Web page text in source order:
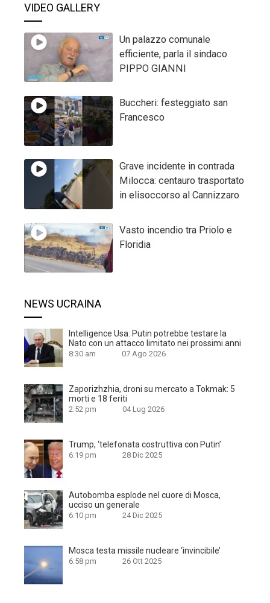
VIDEO GALLERY
Un palazzo comunale
efficiente, parla il sindaco
PIPPO GIANNI
Buccheri: festeggiato san
Francesco
Grave incidente in contrada
Milocca: centauro trasportato
in elisoccorso al Cannizzaro
Vasto incendio tra Priolo e
Floridia
NEWS UCRAINA
Intelligence Usa: Putin potrebbe testare la
Nato con un attacco limitato nei prossimi anni
8:30 am 07 Ago 2026
Zaporizhzhia, droni su mercato a Tokmak: 5
morti e 18 feriti
2:52 pm 04 Lug 2026
Trump, ‘telefonata costruttiva con Putin’
6:19 pm 28 Dic 2025
Autobomba esplode nel cuore di Mosca,
ucciso un generale
6:10 pm 24 Dic 2025
Mosca testa missile nucleare ‘invincibile’
6:58 pm 26 Ott 2025